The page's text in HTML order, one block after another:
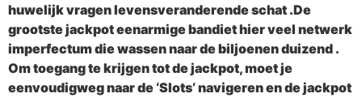
huwelijk vragen levensveranderende schat .De
grootste jackpot eenarmige bandiet hier veel netwerk
imperfectum die wassen naar de biljoenen duizend .
Om toegang te krijgen tot de jackpot, moet je
eenvoudigweg naar de ‘Slots’ navigeren en de jackpot